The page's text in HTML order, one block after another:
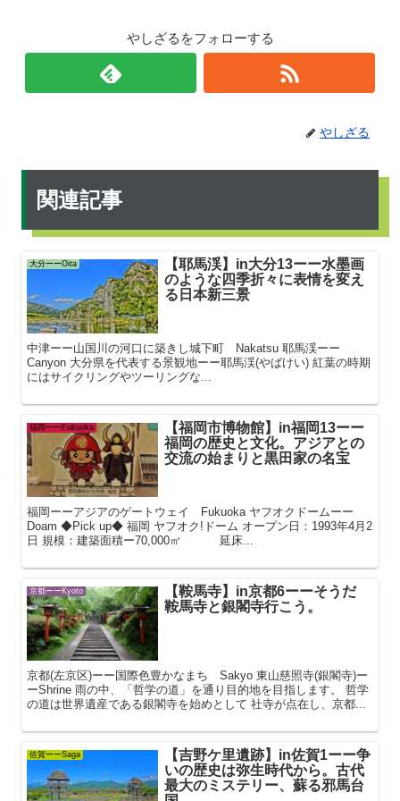
やしざるをフォローする
やしざる
関連記事
大分ーーOita
【耶馬渓】in大分13ーー水墨画
のような四季折々に表情を変え
る日本新三景
中津ーー山国川の河口に築きし城下町 Nakatsu 耶馬渓ーー
Canyon 大分県を代表する景観地ーー耶馬渓(やばけい) 紅葉の時期
にはサイクリングやツーリングな...
福岡ーーFukuoka
【福岡市博物館】in福岡13ーー
福岡の歴史と文化。アジアとの
交流の始まりと黒田家の名宝
福岡ーーアジアのゲートウェイ Fukuoka ヤフオクドームーー
Doam ◆Pick up◆ 福岡 ヤフオク!ドーム オープン日：1993年4月2
日 規模：建築面積ー70,000㎡ 延床...
京都ーーKyoto
【鞍馬寺】in京都6ーーそうだ
鞍馬寺と銀閣寺行こう。
京都(左京区)ーー国際色豊かなまち Sakyo 東山慈照寺(銀閣寺)ー
ーShrine 雨の中、「哲学の道」を通り目的地を目指します。 哲学
の道は世界遺産である銀閣寺を始めとして 社寺が点在し、京都...
佐賀ーーSaga
【吉野ケ里遺跡】in佐賀1ーー争
いの歴史は弥生時代から。古代
最大のミステリー、蘇る邪馬台